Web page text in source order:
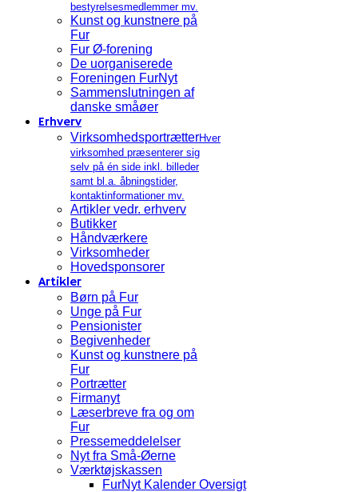
bestyrelsesmedlemmer mv.
Kunst og kunstnere på
Fur
Fur Ø-forening
De uorganiserede
Foreningen FurNyt
Sammenslutningen af
danske småøer
Erhverv
VirksomhedsportrætterHver
virksomhed præsenterer sig
selv på én side inkl. billeder
samt bl.a. åbningstider,
kontaktinformationer mv.
Artikler vedr. erhverv
Butikker
Håndværkere
Virksomheder
Hovedsponsorer
Artikler
Børn på Fur
Unge på Fur
Pensionister
Begivenheder
Kunst og kunstnere på
Fur
Portrætter
Firmanyt
Læserbreve fra og om
Fur
Pressemeddelelser
Nyt fra Små-Øerne
Værktøjskassen
FurNyt Kalender Oversigt